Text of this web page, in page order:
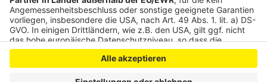
Anzeige